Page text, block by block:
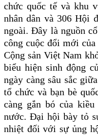
chức quốc tế và khu
nhân dân và 306 Hội
ngoài. Đây là nguồn
công cuộc đổi mới
Cộng sản Việt Nam
biểu hiện sinh động
ngày càng sâu sắc
tổ chức và bạn bè
càng gắn bó của
nước. Đại hội bày tỏ
nhiệt đối với sự ủng